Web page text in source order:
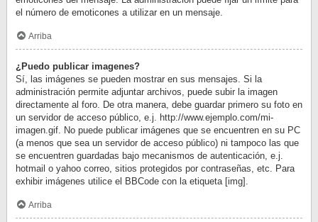
el número de emoticones a utilizar en un mensaje.
Arriba
¿Puedo publicar imagenes?
Sí, las imágenes se pueden mostrar en sus mensajes. Si la
administración permite adjuntar archivos, puede subir la imagen
directamente al foro. De otra manera, debe guardar primero su foto en
un servidor de acceso público, e.j. http://www.ejemplo.com/mi-
imagen.gif. No puede publicar imágenes que se encuentren en su PC
(a menos que sea un servidor de acceso público) ni tampoco las que
se encuentren guardadas bajo mecanismos de autenticación, e.j.
hotmail o yahoo correo, sitios protegidos por contraseñas, etc. Para
exhibir imágenes utilice el BBCode con la etiqueta [img].
Arriba